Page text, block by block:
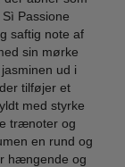
Passione
saftig note af
sin mørke
ud i
tilføjer et
med styrke
trænoter og
en rund og
hængende og